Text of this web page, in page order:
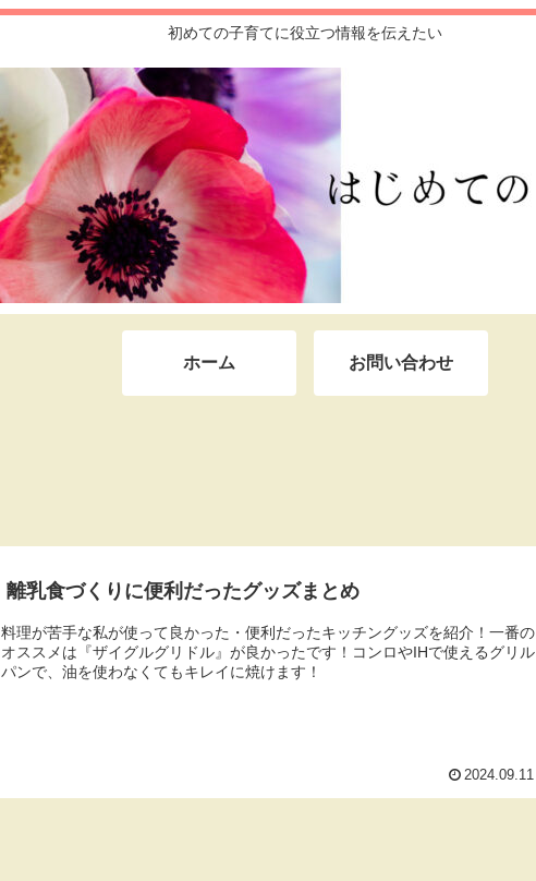
初めての子育てに役立つ情報を伝えたい
ホーム お問い合わせ
離乳食づくりに便利だったグッズまとめ
料理が苦手な私が使って良かった・便利だったキッチングッズを紹介！一番の
オススメは『ザイグルグリドル』が良かったです！コンロやIHで使えるグリル
パンで、油を使わなくてもキレイに焼けます！
2024.09.11